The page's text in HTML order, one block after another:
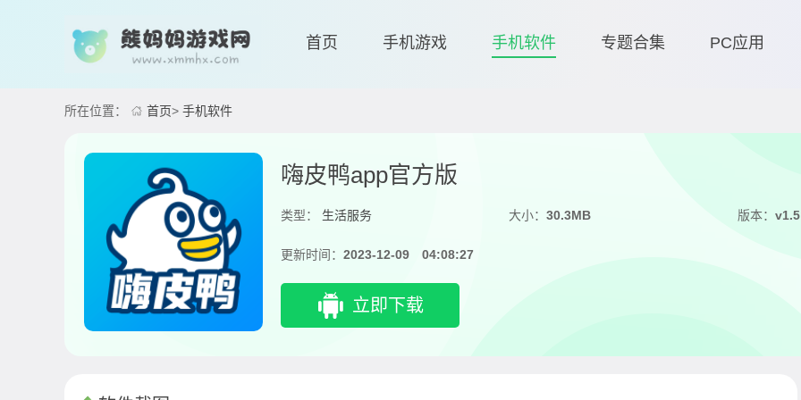
首页 手机游戏 手机软件 专题合集 PC应用
所在位置： 首页> 手机软件
嗨皮鸭app官方版
类型： 生活服务 大小：30.3MB 版本： v1.5
更新时间： 2023-12-09 04:08:27
立即下载